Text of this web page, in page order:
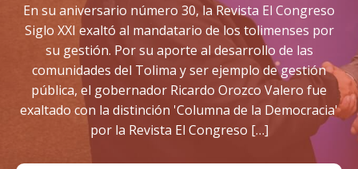
En su aniversario número 30, la Revista El Congreso
Siglo XXI exaltó al mandatario de los tolimenses por
su gestión. Por su aporte al desarrollo de las
comunidades del Tolima y ser ejemplo de gestión
pública, el gobernador Ricardo Orozco Valero fue
exaltado con la distinción 'Columna de la Democracia'
por la Revista El Congreso […]